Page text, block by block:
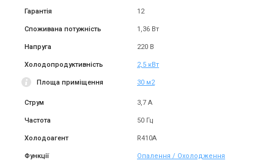
Гарантія 12
Споживана потужність 1,36 Вт
Напруга 220 В
Холодопродуктивність 2,5 кВт
Площа приміщення 30 м2
Струм 3,7 А
Частота 50 Гц
Холодоагент R410A
Функції Опалення / Охолодження